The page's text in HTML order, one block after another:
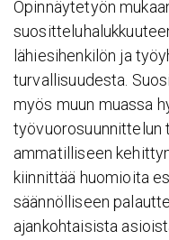
Opinnäytetyön
lähiesihenkilön ja
turvallisuudesta.
myös muun muassa
työvuorosuunnittelun
ammatilliseen
kiinnittää huomioita
säännölliseen
ajankohtaisista